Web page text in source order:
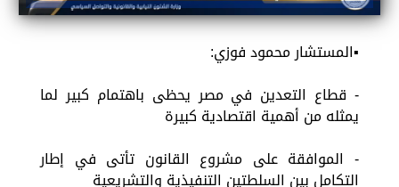
▪︎المستشار محمود فوزي:
- قطاع التعدين في مصر يحظى باهتمام كبير لما
يمثله من أهمية اقتصادية كبيرة
- الموافقة على مشروع القانون تأتى في إطار
التكامل بين السلطتين التنفيذية والتشريعية